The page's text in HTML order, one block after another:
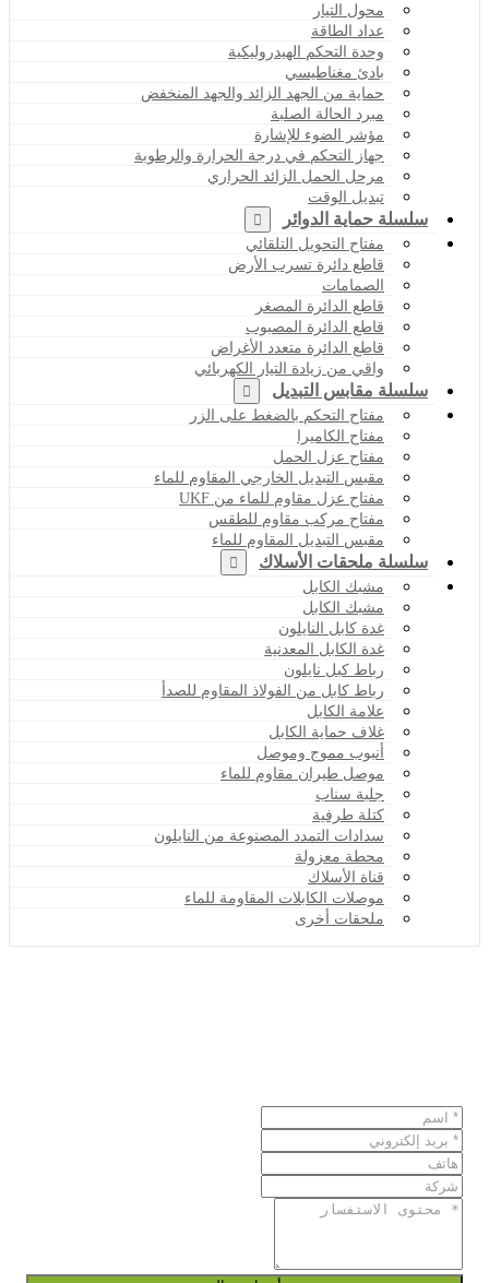
محول التيار
عداد الطاقة
وحدة التحكم الهيدروليكية
بادئ مغناطيسي
حماية من الجهد الزائد والجهد المنخفض
مبرد الحالة الصلبة
مؤشر الضوء للإشارة
جهاز التحكم في درجة الحرارة والرطوبة
مرحل الحمل الزائد الحراري
تبديل الوقت
سلسلة حماية الدوائر
مفتاح التحويل التلقائي
قاطع دائرة تسرب الأرض
الصمامات
قاطع الدائرة المصغر
قاطع الدائرة المصبوب
قاطع الدائرة متعدد الأغراض
واقي من زيادة التيار الكهربائي
سلسلة مقابس التبديل
مفتاح التحكم بالضغط على الزر
مفتاح الكاميرا
مفتاح عزل الحمل
مقبس التبديل الخارجي المقاوم للماء
مفتاح عزل مقاوم للماء من UKF
مفتاح مركب مقاوم للطقس
مقبس التبديل المقاوم للماء
سلسلة ملحقات الأسلاك
مشبك الكابل
مشبك الكابل
غدة كابل النايلون
غدة الكابل المعدنية
رباط كبل نايلون
رباط كابل من الفولاذ المقاوم للصدأ
علامة الكابل
غلاف حماية الكابل
أنبوب مموج وموصل
موصل طيران مقاوم للماء
جلبة سناب
كتلة طرفية
سدادات التمدد المصنوعة من النايلون
محطة معزولة
قناة الأسلاك
موصلات الكابلات المقاومة للماء
ملحقات أخرى